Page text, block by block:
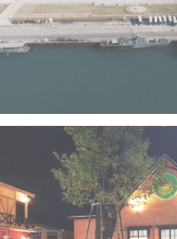
Project 13 – Multipurpose Facility